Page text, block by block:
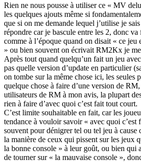
Rien ne nous pousse à utiliser ce « MV
les quelques ajouts même si
que si on me demande lequel j’utilise je
répondre car je bascule entre les 2, donc
comme à l’époque quand on disait « ce
» ou bien souvent on écrivait RM2Kx je
Après tout quand quelqu’un fait un jeu
pas quelle version d’update en particulier
on tombe sur la même chose ici, les seules
quelque chose à faire d’une version de RM,
utilisateurs de RM à mon avis, la plupart
rien à faire d’avec quoi c’est fait tout court.
C’est limite souhaitable en fait, car les
tendance à vouloir savoir « avec quoi c’est
souvent pour dénigrer tel ou tel jeu à cause
la manière de ceux qui pissent sur les jeux
la bonne console » à leur goût, ou bien qui
de tourner sur « la mauvaise console »,